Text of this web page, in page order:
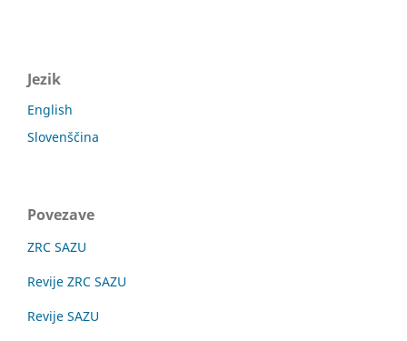
Jezik
English
Slovenščina
Povezave
ZRC SAZU
Revije ZRC SAZU
Revije SAZU